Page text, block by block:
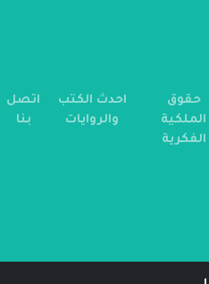
حقوق
الملكية
الفكرية
احدث الكتب
والروايات
اتصل
بنا